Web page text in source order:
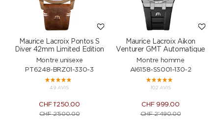
Maurice Lacroix Pontos S
Diver 42mm Limited Edition
Montre unisexe
PT6248-BRZ01-330-3
49 AVIS
CHF 1'250.00
CHF2'500.00
Maurice Lacroix Aikon
Venturer GMT Automatique
Montre homme
AI6158-SS001-130-2
102 AVIS
CHF 999.00
CHF2'490.00